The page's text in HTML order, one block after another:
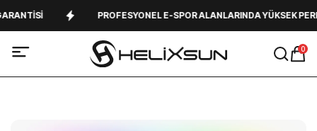
PROFESYONEL E-SPOR ALANLARINDA YÜKSEK
0